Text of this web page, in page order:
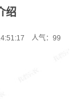
绍
人气： 99